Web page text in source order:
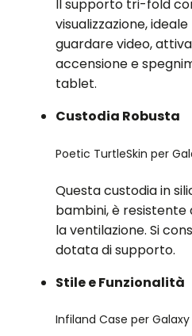
Il supporto tri-fold
visualizzazione,
guardare video,
accensione e
tablet.
Custodia Robusta
Poetic TurtleSkin per
Questa custodia in
bambini, è
la ventilazione. Si
dotata di supporto.
Stile e Funzionalità
Infiland Case per Galaxy